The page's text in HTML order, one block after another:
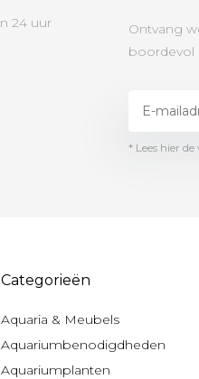
24 uur
Ontvang
boordevol
* Lees hier
Categorieën
Aquaria & Meubels
Aquariumbenodigdheden
Aquariumplanten